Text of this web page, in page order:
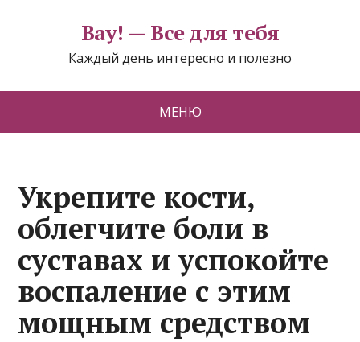
Вау! — Все для тебя
Каждый день интересно и полезно
МЕНЮ
Укрепите кости,
облегчите боли в
суставах и успокойте
воспаление с этим
мощным средством